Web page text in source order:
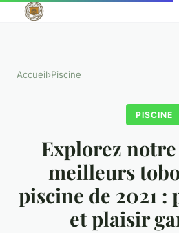
Accueil›Piscine
PISCINE
Explorez
meilleurs
piscine de 2021 :
et plaisir